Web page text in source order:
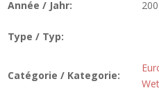
Année / Jahr:
Type / Typ:
Catégorie / Kategorie: